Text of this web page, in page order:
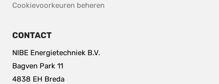
Cookievoorkeuren beheren
CONTACT
NIBE Energietechniek B.V.
Bagven Park 11
4838 EH Breda